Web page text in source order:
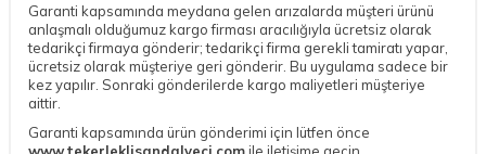
Garanti kapsamında meydana gelen arızalarda müşteri ürünü
anlaşmalı olduğumuz kargo firması aracılığıyla ücretsiz olarak
tedarikçi firmaya gönderir; tedarikçi firma gerekli tamiratı yapar,
ücretsiz olarak müşteriye geri gönderir. Bu uygulama sadece bir
kez yapılır. Sonraki gönderilerde kargo maliyetleri müşteriye
aittir.
Garanti kapsamında ürün gönderimi için lütfen önce